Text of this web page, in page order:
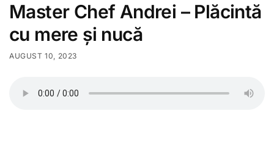
Master Chef Andrei – Plăcintă
cu mere și nucă
AUGUST 10, 2023